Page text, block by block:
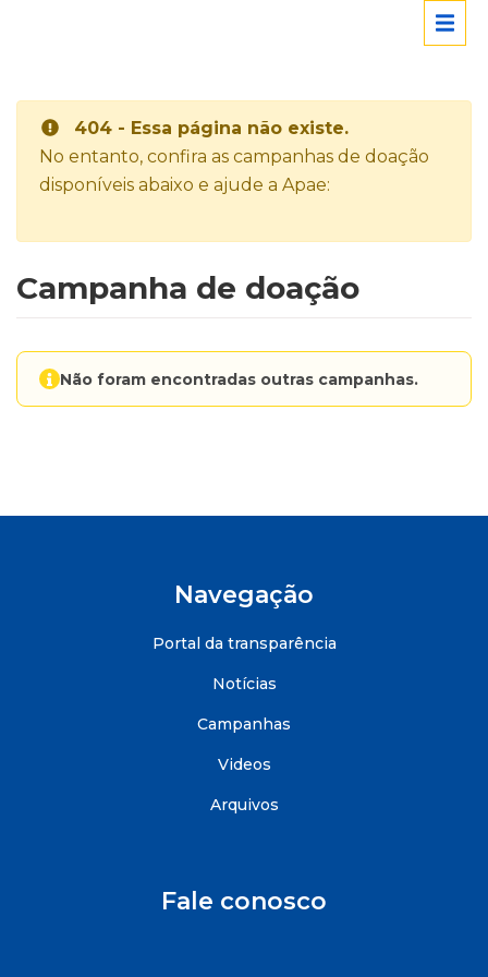
404 - Essa página não existe.
No entanto, confira as campanhas de doação
disponíveis abaixo e ajude a Apae:
Campanha de doação
Não foram encontradas outras campanhas.
Navegação
Portal da transparência
Notícias
Campanhas
Videos
Arquivos
Fale conosco